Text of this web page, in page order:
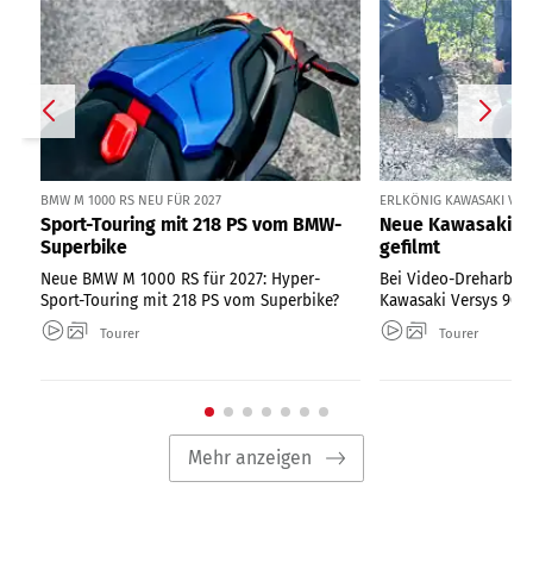
BMW M 1000 RS NEU FÜR 2027
Sport-Touring mit 218 PS vom BMW-
Superbike
Neue BMW M 1000 RS für 2027: Hyper-
Sport-Touring mit 218 PS vom Superbike?
Tourer
ERLKÖNIG KAWASAKI
Neue Kawasaki
gefilmt
Bei Video-
Kawasaki Versys
Tourer
Mehr anzeigen